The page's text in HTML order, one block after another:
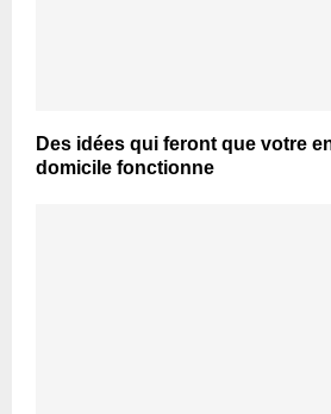
Des idées qui feront que votre
domicile fonctionne